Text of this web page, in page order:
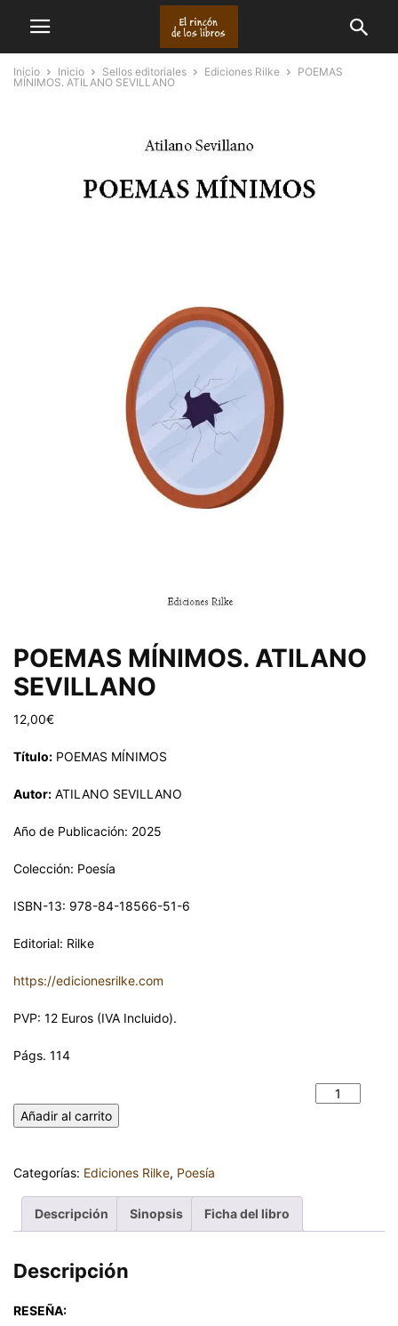
Inicio Inicio Sellos editoriales Ediciones Rilke
POEMAS
MÍNIMOS. ATILANO SEVILLANO
POEMAS MÍNIMOS. ATILANO
SEVILLANO
12,00€
Título: POEMAS MÍNIMOS
Autor: ATILANO SEVILLANO
Año de Publicación: 2025
Colección: Poesía
ISBN-13: 978-84-18566-51-6
Editorial: Rilke
https://edicionesrilke.com
PVP: 12 Euros (IVA Incluido).
Págs. 114
Añadir al carrito
Categorías: Ediciones Rilke, Poesía
Descripción Sinopsis Ficha del libro
Descripción
RESEÑA: